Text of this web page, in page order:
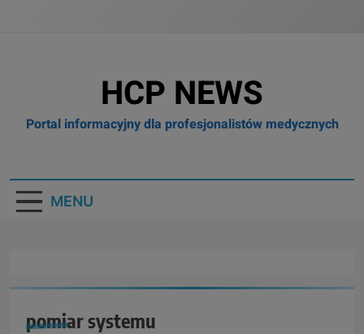
HCP NEWS
Portal informacyjny dla profesjonalistów medycznych
MENU
pomiar systemu